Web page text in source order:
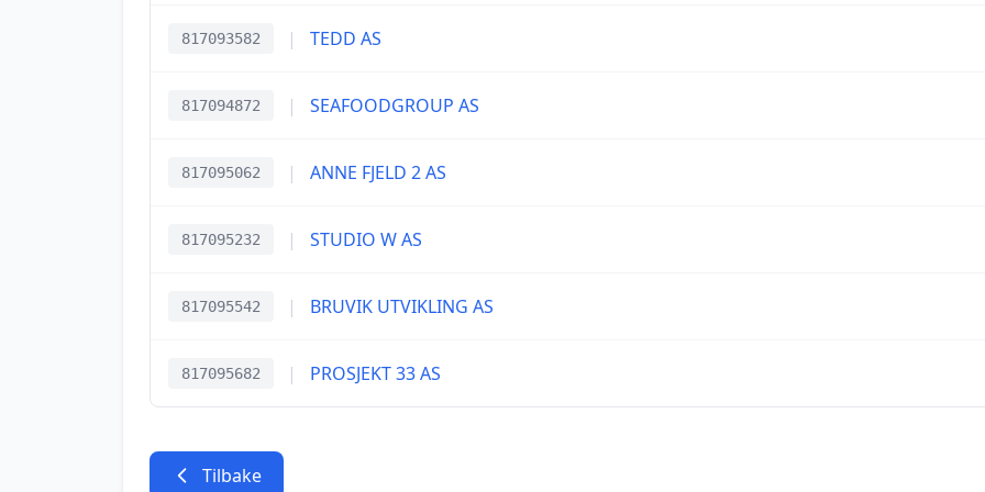
817093582 | TEDD AS
817094872 | SEAFOODGROUP AS
817095062 | ANNE FJELD 2 AS
817095232 | STUDIO W AS
817095542 | BRUVIK UTVIKLING AS
817095682 | PROSJEKT 33 AS
Tilbake